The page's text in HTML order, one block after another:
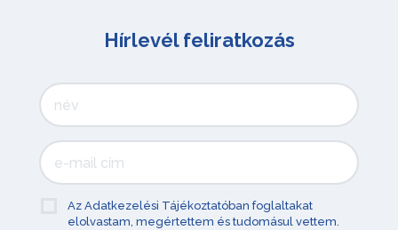
Hírlevél feliratkozás
Az Adatkezelési Tájékoztatóban foglaltakat
elolvastam, megértettem és tudomásul vettem.